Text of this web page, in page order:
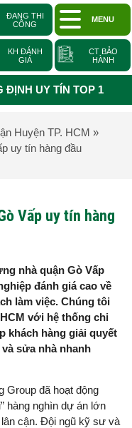
ĐANG THI
CÔNG
MENU
KH ĐÁNH
GIÁ
CT BẢO
HÀNH
ĐỊNH UY TÍN TOP 1
Huyện TP. HCM »
uy tín hàng đầu
Vấp uy tín hàng
nhà quận Gò Vấp
đánh giá cao về
làm việc. Chúng tôi
với hệ thống chi
khách hàng giải quyết
sửa nhà nhanh
Group đã hoạt động
hàng nghìn dự án lớn
cận. Đội ngũ kỹ sư và